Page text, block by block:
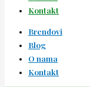
Kontakt
Brendovi
Blog
O nama
Kontakt